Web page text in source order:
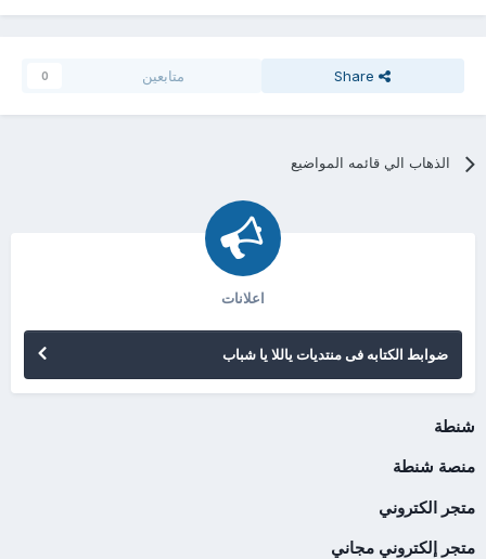
Share متابعين 0
الذهاب الي قائمه المواضيع
اعلانات
ضوابط الكتابه فى منتديات ياللا يا شباب
شنطة
منصة شنطة
متجر الكتروني
متجر إلكتروني مجاني